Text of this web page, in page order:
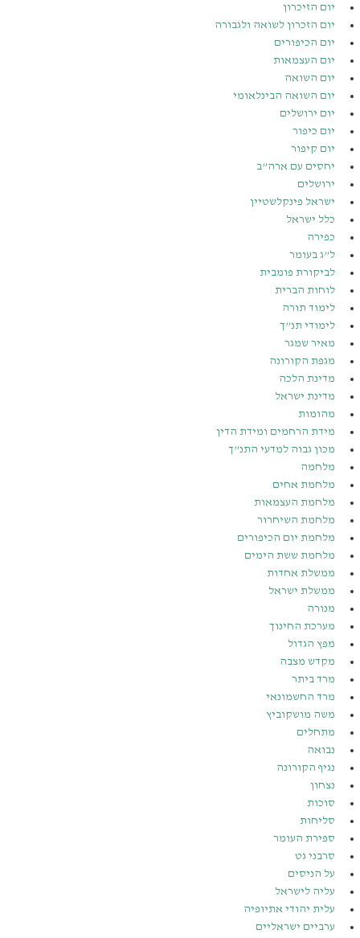
יום הזיכרון
יום הזכרון לשואה ולגבורה
יום הכיפורים
יום העצמאות
יום השואה
יום השואה הבינלאומי
יום ירושלים
יום כיפור
יום קיפור
יחסים עם ארה”ב
ירושלים
ישראל פינקלשטיין
כלל ישראל
כפירה
ל”ג בעומר
לביקורת פומבית
לוחות הברית
לימוד תורה
לימודי תנ”ך
מאיר שמגר
מגפת הקורונה
מדינת הלכה
מדינת ישראל
מהומות
מידת הרחמים ומידת הדין
מכון גבוה למדעי התנ”ך
מלחמה
מלחמת אחים
מלחמת העצמאות
מלחמת השיחרור
מלחמת יום הכיפורים
מלחמת ששת הימים
ממשלת אחדות
ממשלת ישראל
מנורה
מערכת החינוך
מפץ הגדול
מקדש מצבה
מרד ביתר
מרד החשמונאי
משה מושקוביץ
מתחלים
נבואה
נגיף הקורונה
נצחון
סוכות
סליחות
ספירת העומר
סרבני גט
על הניסים
עליה לישראל
עלית יהודי אתיופיה
ערביים ישראליים